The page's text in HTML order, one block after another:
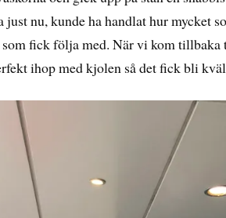
nu, kunde ha handlat hur mycket
fick följa med. När vi kom tillbaka
ihop med kjolen så det fick bli